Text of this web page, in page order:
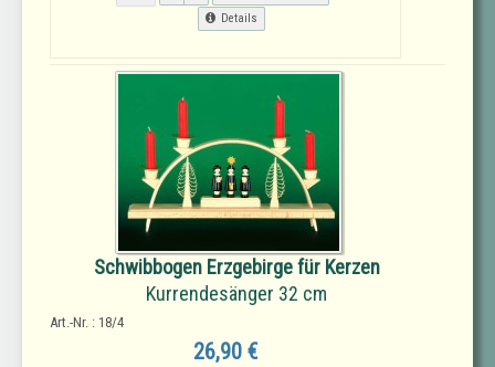
Details
Schwibbogen Erzgebirge für Kerzen
Kurrendesänger 32 cm
Art.-Nr. : 18/4
26,90 €